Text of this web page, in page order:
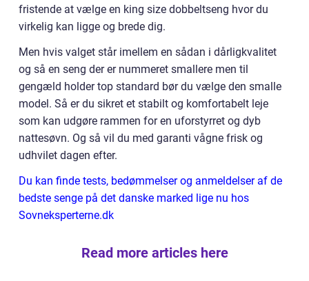
fristende at vælge en king size dobbeltseng hvor du
virkelig kan ligge og brede dig.
Men hvis valget står imellem en sådan i dårligkvalitet
og så en seng der er nummeret smallere men til
gengæld holder top standard bør du vælge den smalle
model. Så er du sikret et stabilt og komfortabelt leje
som kan udgøre rammen for en uforstyrret og dyb
nattesøvn. Og så vil du med garanti vågne frisk og
udhvilet dagen efter.
Du kan finde tests, bedømmelser og anmeldelser af de
bedste senge på det danske marked lige nu hos
Sovneksperterne.dk
Read more articles here